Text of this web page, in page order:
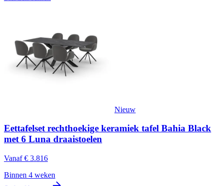
Nieuw
Eettafelset rechthoekige keramiek tafel Bahia Black
met 6 Luna draaistoelen
Vanaf € 3.816
Binnen 4 weken